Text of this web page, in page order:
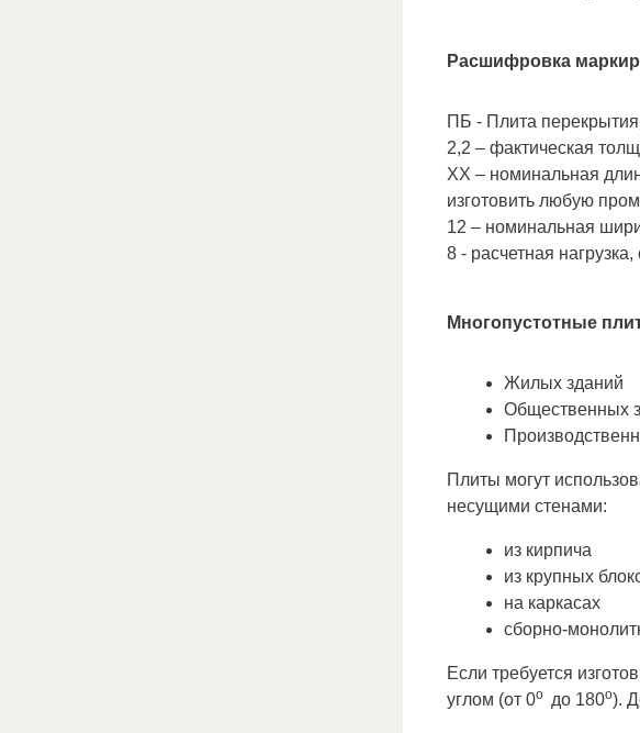
Расшифровка
ПБ - Плита
2,2 – фактическая
ХХ – номинальная
изготовить любую
12 – номинальная
8 - расчетная
Многопустотные
Жилых зданий
Общественных
Плиты могут
несущими стенами:
из кирпича
из крупных
на каркасах
сборно-
Если требуется
углом (от 0о до 180о).